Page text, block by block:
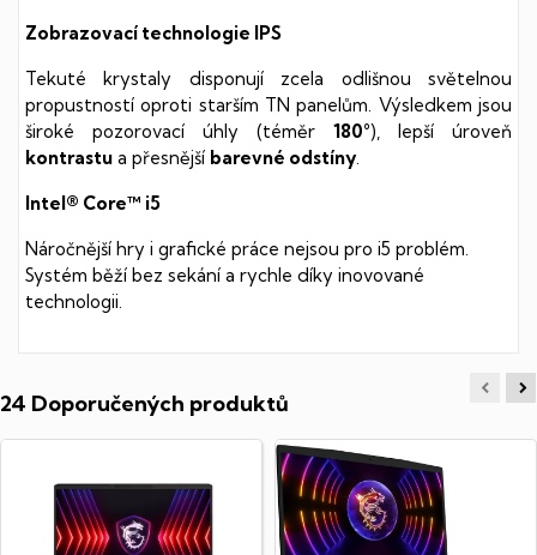
Zobrazovací technologie IPS
Tekuté krystaly disponují zcela odlišnou světelnou
propustností oproti starším TN panelům. Výsledkem jsou
široké pozorovací úhly (téměr 180°), lepší úroveň
kontrastu a přesnější barevné odstíny
Intel® Core™ i5
Náročnější hry i grafické práce nejsou pro i5 problém.
Systém běží bez sekání a rychle díky inovované
technologii.
24 Doporučených produktů